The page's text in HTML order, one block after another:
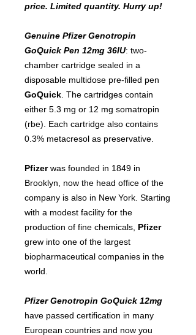
price. Limited quantity. Hurry up!
Genuine Pfizer Genotropin
GoQuick Pen 12mg 36IU: two-
chamber cartridge sealed in a
disposable multidose pre-filled pen
GoQuick . The cartridges contain
either 5.3 mg or 12 mg somatropin
(rbe). Each cartridge also contains
0.3% metacresol as preservative.
Pfizerwas founded in 1849 in
Brooklyn, now the head office of the
company is also in New York. Starting
with a modest facility for the
production of fine chemicals, Pfizer
grew into one of the largest
biopharmaceutical companies in the
world.
Pfizer Genotropin GoQuick 12mg
have passed certification in many
European countries and now you